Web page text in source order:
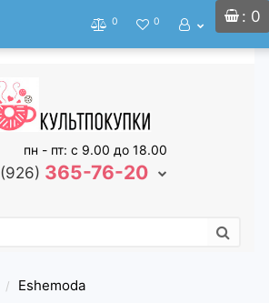
: 0
0 0
пн - пт: с 9.00 до 18.00
365-76-20
Eshemoda